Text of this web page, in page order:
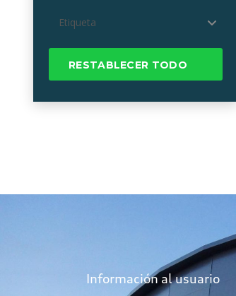
Etiqueta
RESTABLECER TODO
Información al usuario